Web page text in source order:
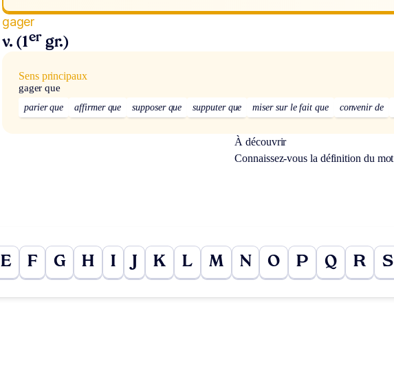
gager
v. (1er gr.)
Sens principaux
gager que
parier que affirmer que supposer que supputer que miser sur le fait que convenir de
À découvrir
Connaissez-vous la définition du
E F G H I J K L M N O P Q R S